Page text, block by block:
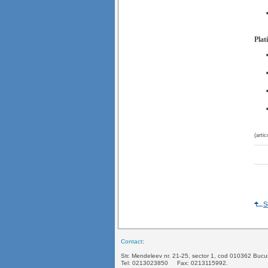
Contact:
Str. Mendeleev nr. 21-25, sector 1, cod 010362
Tel: 0213023850 Fax: 0213115992.